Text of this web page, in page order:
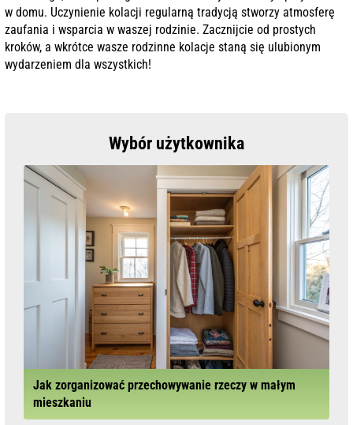
w domu. Uczynienie kolacji regularną tradycją stworzy atmosferę
zaufania i wsparcia w waszej rodzinie. Zacznijcie od prostych
kroków, a wkrótce wasze rodzinne kolacje staną się ulubionym
wydarzeniem dla wszystkich!
Wybór użytkownika
Jak zorganizować przechowywanie rzeczy w małym
mieszkaniu